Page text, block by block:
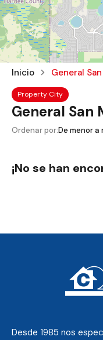
Inicio General
Property City
General San
Ordenar por:De menor a
¡No se han
Desde 1985 nos